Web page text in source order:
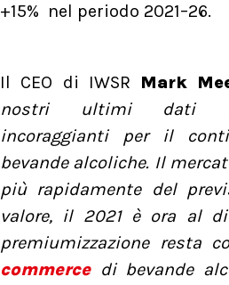
+15% nel periodo 2021–26.
Il CEO di IWSR Mark
nostri ultimi dati
incoraggianti per il
bevande alcoliche. Il
più rapidamente del
valore, il 2021 è ora al
premiumizzazione resta
commercedi bevande